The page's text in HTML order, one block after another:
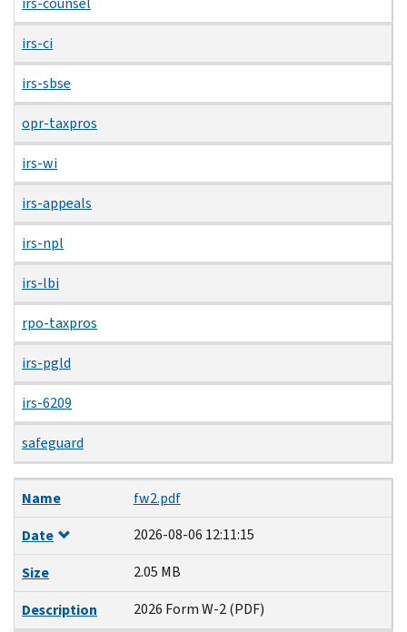
irs-ci
irs-sbse
opr-taxpros
irs-wi
irs-appeals
irs-npl
irs-lbi
rpo-taxpros
irs-pgld
irs-6209
safeguard
Name
Date
Size
Description
Name
fw2.pdf
Date
2026-08-06 12:11:15
Size
2.05 MB
Description
2026 Form W-2 (PDF)